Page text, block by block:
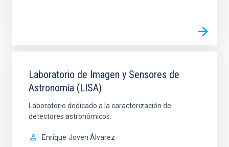
Laboratorio de Imagen y Sensores de
Astronomía (LISA)
Laboratorio dedicado a la caracterización de
detectores astronómicos.
Enrique Joven Álvarez